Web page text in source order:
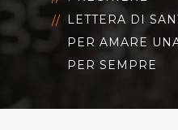
LETTERA DI
PER AMARE
PER SEMPRE